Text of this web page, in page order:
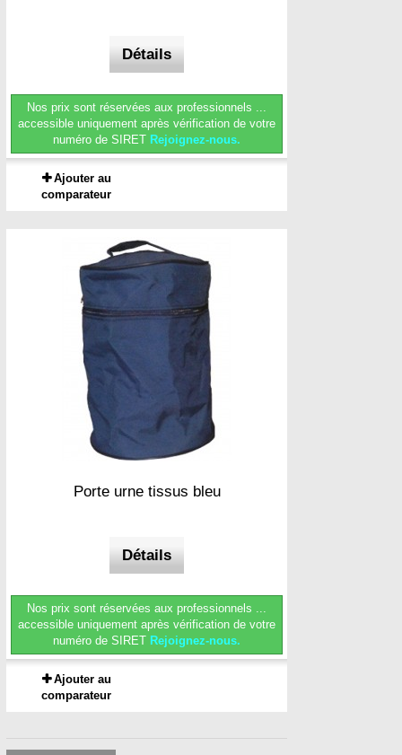
Détails
Nos prix sont réservées aux professionnels ...
accessible uniquement après vérification de votre
numéro de SIRET Rejoignez-nous.
Ajouter au
comparateur
Porte urne tissus bleu
Détails
Nos prix sont réservées aux professionnels ...
accessible uniquement après vérification de votre
numéro de SIRET Rejoignez-nous.
Ajouter au
comparateur